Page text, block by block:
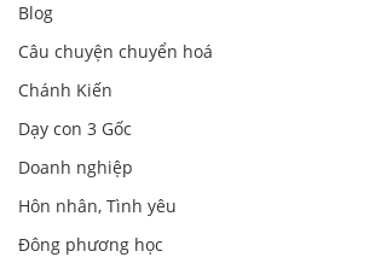
Blog
Câu chuyện chuyển hoá
Chánh Kiến
Dạy con 3 Gốc
Doanh nghiệp
Hôn nhân, Tình yêu
Đông phương học